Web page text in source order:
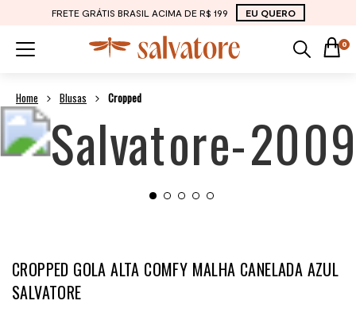
FRETE GRÁTIS BRASIL ACIMA DE R$ 199 EU QUERO
0
Blusas Cropped
CROPPED GOLA ALTA COMFY MALHA CANELADA AZUL
SALVATORE